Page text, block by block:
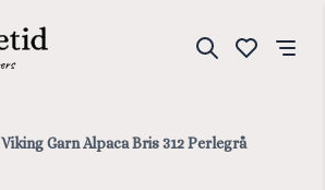
Viking Garn Alpaca Bris 312 Perlegrå